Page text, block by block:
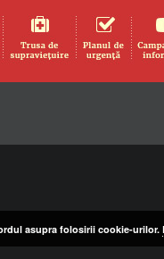
asupra folosirii cookie-urilor.